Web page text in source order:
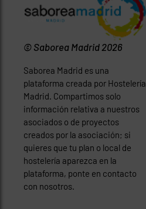
© Saborea Madrid 2026
Saborea Madrid es una
plataforma creada por Hostelería
Madrid. Compartimos solo
información relativa a nuestros
asociados o de proyectos
creados por la asociación; si
quieres que tu plan o local de
hostelería aparezca en la
plataforma, ponte en contacto
con nosotros.